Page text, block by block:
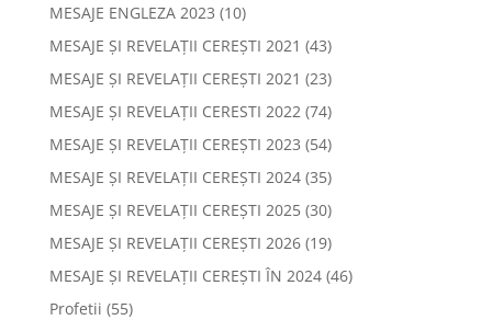
MESAJE ENGLEZA 2023 (10)
MESAJE ȘI REVELAȚII CEREȘTI 2021 (43)
MESAJE ȘI REVELAȚII CEREȘTI 2021 (23)
MESAJE ȘI REVELAȚII CERESTI 2022 (74)
MESAJE ȘI REVELAȚII CEREȘTI 2023 (54)
MESAJE ȘI REVELAȚII CEREȘTI 2024(35)
MESAJE ȘI REVELAȚII CEREȘTI 2025(30)
MESAJE ȘI REVELAȚII CEREȘTI 2026(19)
MESAJE ȘI REVELAȚII CEREȘTI ÎN 2024(46)
Profetii (55)